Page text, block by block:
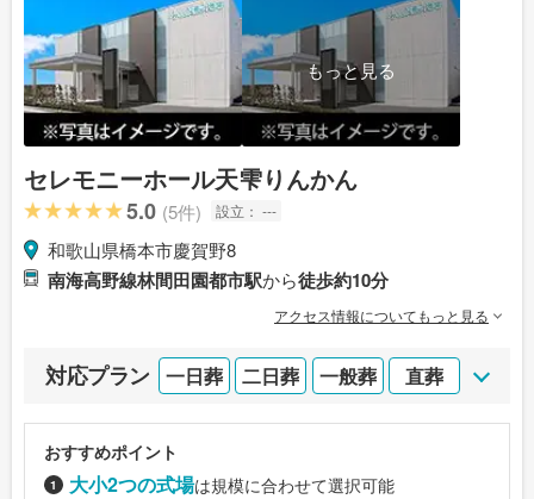
もっと見る
セレモニーホール天雫りんかん
5.0 (5件) 設立： ---
和歌山県橋本市慶賀野8
南海高野線林間田園都市駅から徒歩約10分
アクセス情報についてもっと見る
対応プラン 一日葬 二日葬 一般葬 直葬
おすすめポイント
大小2つの式場は規模に合わせて選択可能